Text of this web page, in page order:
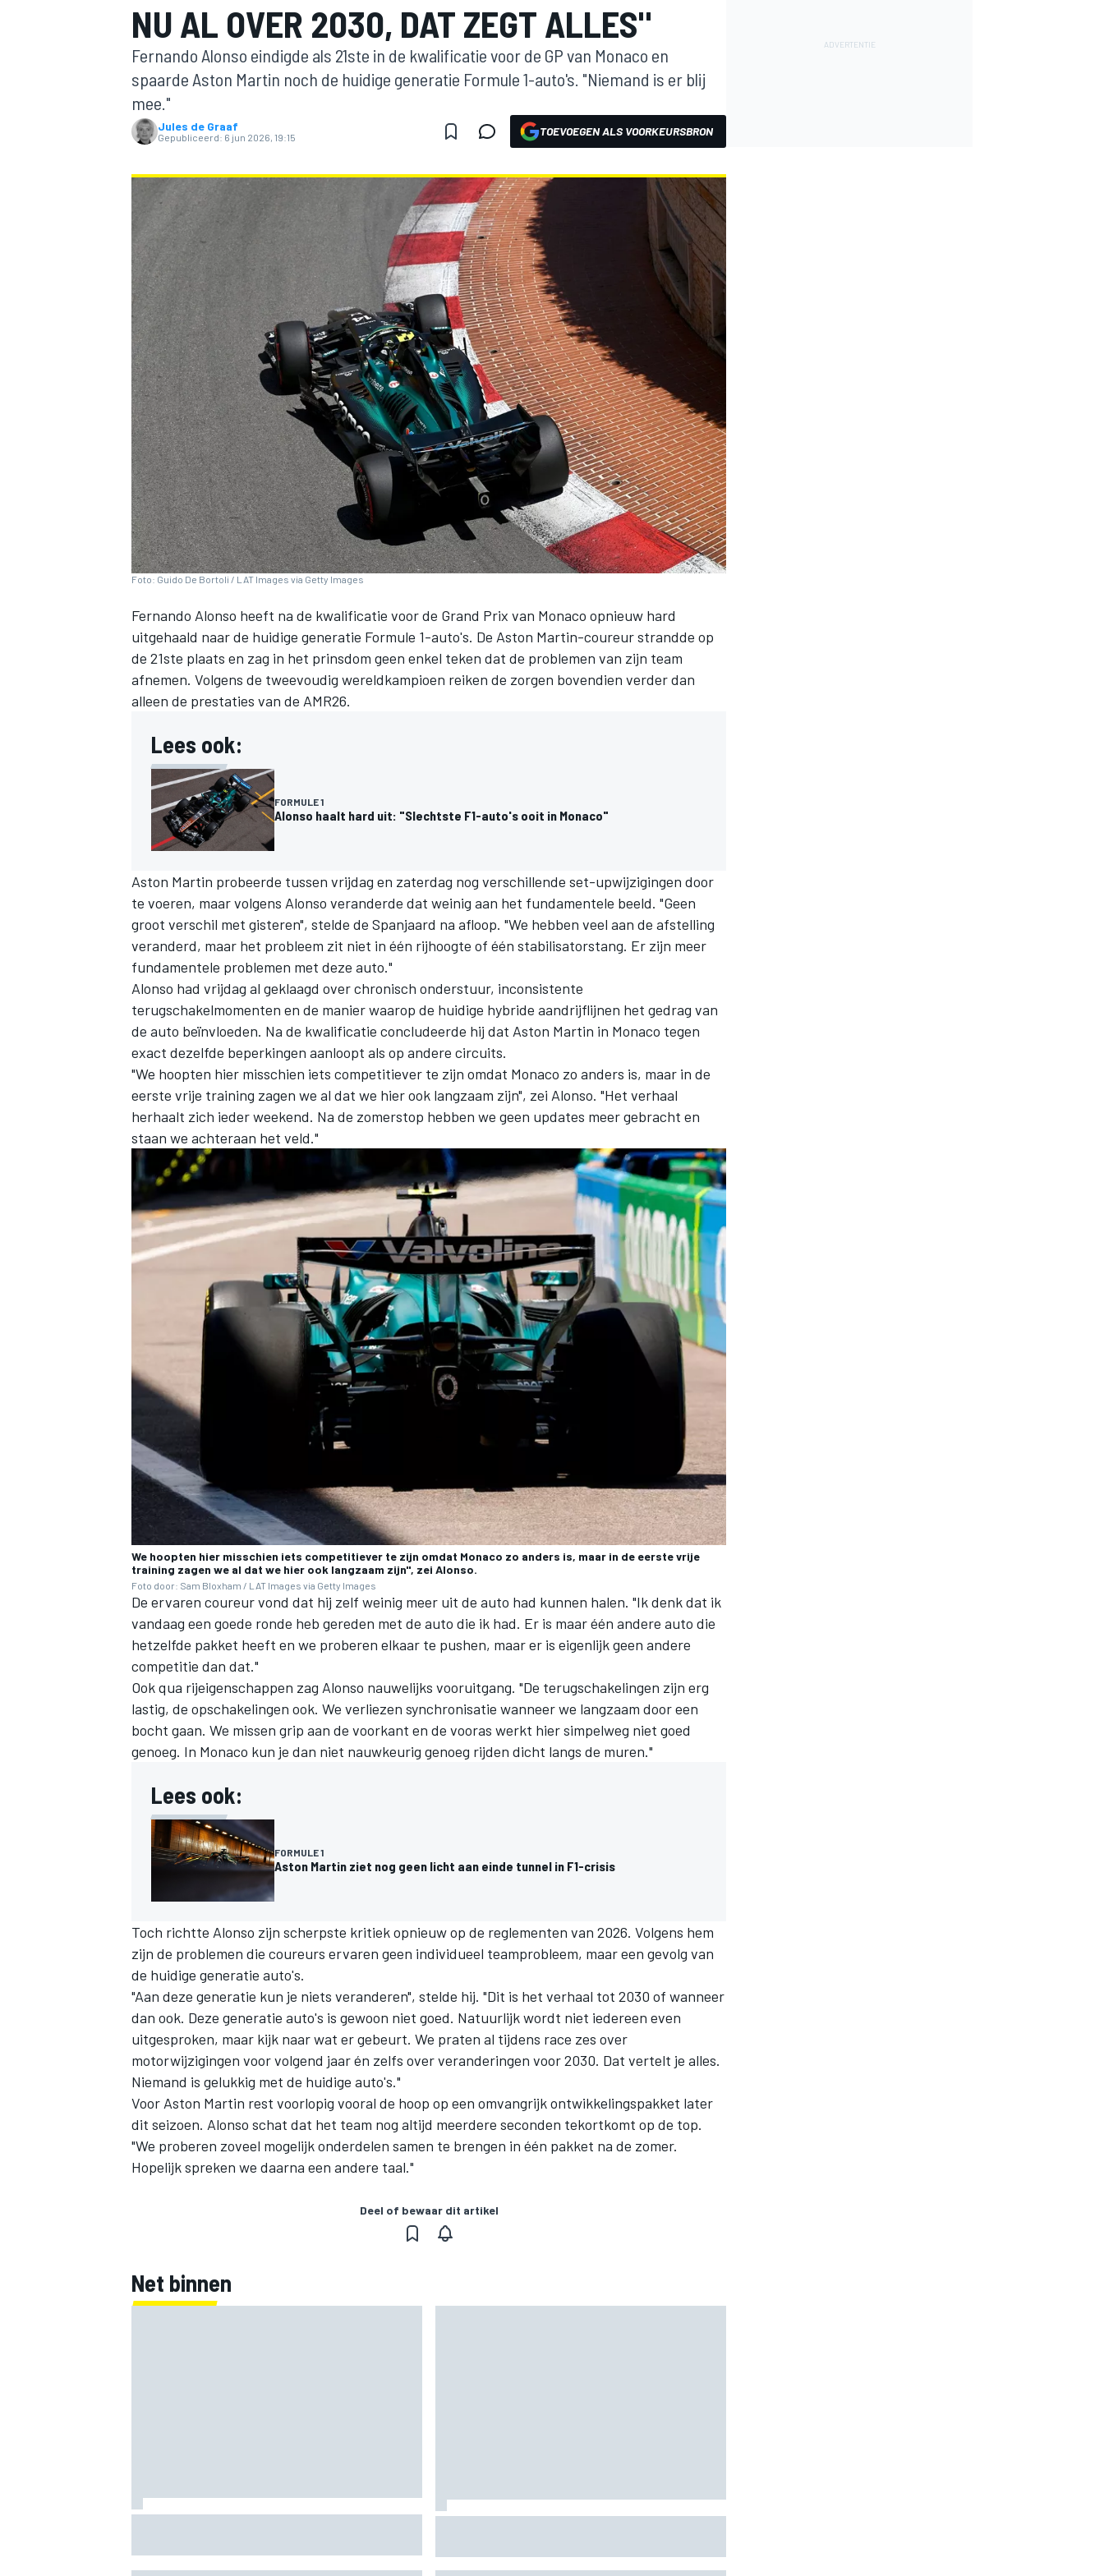
MOTOGP
INDYCAR
WEC DTM
MEER RACEKLASSEN
NU AL OVER 2030, DAT ZEGT ALLES"
Fernando Alonso eindigde als 21ste in de kwalificatie voor de GP van Monaco en
spaarde Aston Martin noch de huidige generatie Formule 1-auto's. "Niemand is er blij
mee."
Jules de Graaf
Gepubliceerd: 6 jun 2026, 19:15 TOEVOEGEN ALS VOORKEURSBRON
Foto: Guido De Bortoli / LAT Images via Getty Images
Fernando Alonso heeft na de kwalificatie voor de Grand Prix van Monaco opnieuw hard
uitgehaald naar de huidige generatie Formule 1-auto's. De Aston Martin-coureur strandde op
de 21ste plaats en zag in het prinsdom geen enkel teken dat de problemen van zijn team
afnemen. Volgens de tweevoudig wereldkampioen reiken de zorgen bovendien verder dan
alleen de prestaties van de AMR26.
Lees ook:
FORMULE 1
Alonso haalt hard uit: "Slechtste F1-auto's ooit in Monaco"
Aston Martin probeerde tussen vrijdag en zaterdag nog verschillende set-upwijzigingen door
te voeren, maar volgens Alonso veranderde dat weinig aan het fundamentele beeld. "Geen
groot verschil met gisteren", stelde de Spanjaard na afloop. "We hebben veel aan de afstelling
veranderd, maar het probleem zit niet in één rijhoogte of één stabilisatorstang. Er zijn meer
fundamentele problemen met deze auto."
Alonso had vrijdag al geklaagd over chronisch onderstuur, inconsistente
terugschakelmomenten en de manier waarop de huidige hybride aandrijflijnen het gedrag van
de auto beïnvloeden. Na de kwalificatie concludeerde hij dat Aston Martin in Monaco tegen
exact dezelfde beperkingen aanloopt als op andere circuits.
"We hoopten hier misschien iets competitiever te zijn omdat Monaco zo anders is, maar in de
eerste vrije training zagen we al dat we hier ook langzaam zijn", zei Alonso. "Het verhaal
herhaalt zich ieder weekend. Na de zomerstop hebben we geen updates meer gebracht en
staan we achteraan het veld."
We hoopten hier misschien iets competitiever te zijn omdat Monaco zo anders is, maar in de eerste vrije
training zagen we al dat we hier ook langzaam zijn", zei Alonso.
Foto door: Sam Bloxham / LAT Images via Getty Images
De ervaren coureur vond dat hij zelf weinig meer uit de auto had kunnen halen. "Ik denk dat ik
vandaag een goede ronde heb gereden met de auto die ik had. Er is maar één andere auto die
hetzelfde pakket heeft en we proberen elkaar te pushen, maar er is eigenlijk geen andere
competitie dan dat."
Ook qua rijeigenschappen zag Alonso nauwelijks vooruitgang. "De terugschakelingen zijn erg
lastig, de opschakelingen ook. We verliezen synchronisatie wanneer we langzaam door een
bocht gaan. We missen grip aan de voorkant en de vooras werkt hier simpelweg niet goed
genoeg. In Monaco kun je dan niet nauwkeurig genoeg rijden dicht langs de muren."
Lees ook:
FORMULE 1
Aston Martin ziet nog geen licht aan einde tunnel in F1-crisis
Toch richtte Alonso zijn scherpste kritiek opnieuw op de reglementen van 2026. Volgens hem
zijn de problemen die coureurs ervaren geen individueel teamprobleem, maar een gevolg van
de huidige generatie auto's.
"Aan deze generatie kun je niets veranderen", stelde hij. "Dit is het verhaal tot 2030 of wanneer
dan ook. Deze generatie auto's is gewoon niet goed. Natuurlijk wordt niet iedereen even
uitgesproken, maar kijk naar wat er gebeurt. We praten al tijdens race zes over
motorwijzigingen voor volgend jaar én zelfs over veranderingen voor 2030. Dat vertelt je alles.
Niemand is gelukkig met de huidige auto's."
Voor Aston Martin rest voorlopig vooral de hoop op een omvangrijk ontwikkelingspakket later
dit seizoen. Alonso schat dat het team nog altijd meerdere seconden tekortkomt op de top.
"We proberen zoveel mogelijk onderdelen samen te brengen in één pakket na de zomer.
Hopelijk spreken we daarna een andere taal."
Deel of bewaar dit artikel
Net binnen